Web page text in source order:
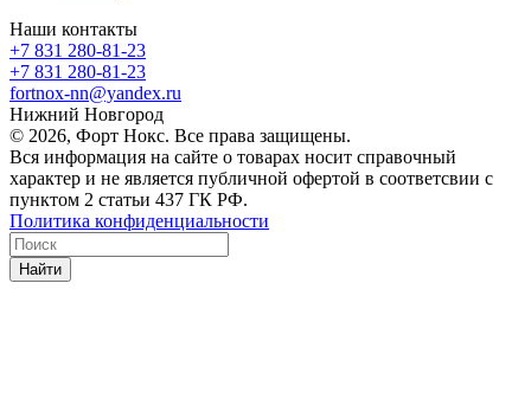
Наши контакты
+7 831 280-81-23
+7 831 280-81-23
fortnox-nn@yandex.ru
Нижний Новгород
© 2026, Форт Нокс. Все права защищены.
Вся информация на сайте о товарах носит справочный
характер и не является публичной офертой в соответсвии с
пунктом 2 статьи 437 ГК РФ.
Политика конфиденциальности
Найти